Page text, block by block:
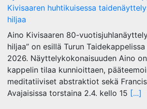
Kivisaaren huhtikuisessa
hiljaa
Aino Kivisaaren 80-
hiljaa” on esillä Turun
2026. Näyttelykokonaisuuden Aino
kappelin tilaa kunnioittaen,
meditatiiviset abstraktiot sekä
Avajaisissa torstaina 2.4. kello 15 [...]